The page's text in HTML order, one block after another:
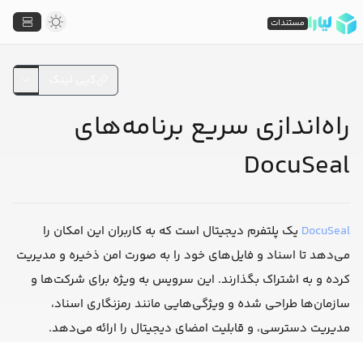
راه‌اندازی سریع برنامه‌های
DocuSeal
DocuSeal یک پلتفرم دیجیتال است که به کاربران این امکان را
می‌دهد تا اسناد و فایل‌های خود را به صورت امن ذخیره و مدیریت
کرده و به اشتراک بگذارند. این سرویس به ویژه برای شرکت‌ها و
سازمان‌ها طراحی شده و ویژگی‌هایی مانند رمزنگاری اسناد،
مدیریت دسترسی، و قابلیت امضای دیجیتال را ارائه می‌دهد.
مستندات